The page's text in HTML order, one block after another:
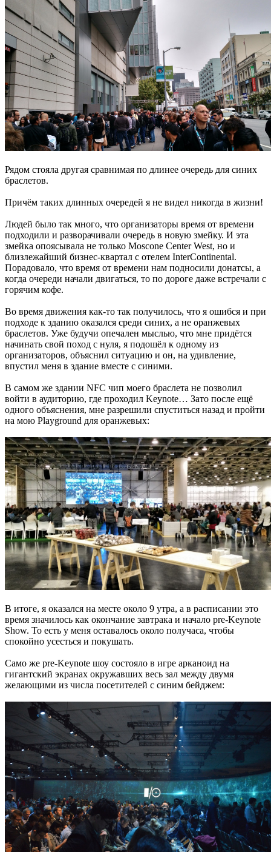
Рядом стояла другая сравнимая по длинее очередь для синих
браслетов.
Причём таких длинных очередей я не видел никогда в жизни!
Людей было так много, что организаторы время от времени
подходили и разворачивали очередь в новую змейку. И эта
змейка опоясывала не только Moscone Center West, но и
близлежайший бизнес-квартал с отелем InterСontinental.
Порадовало, что время от времени нам подносили донатсы, а
когда очереди начали двигаться, то по дороге даже встречали с
горячим кофе.
Во время движения как-то так получилось, что я ошибся и при
подходе к зданию оказался среди синих, а не оранжевых
браслетов. Уже будучи опечален мыслью, что мне придётся
начинать свой поход с нуля, я подошёл к одному из
организаторов, объяснил ситуацию и он, на удивление,
впустил меня в здание вместе с синими.
В самом же здании NFC чип моего браслета не позволил
войти в аудиторию, где проходил Keynote… Зато после ещё
одного объяснения, мне разрешили спуститься назад и пройти
на мою Playground для оранжевых:
В итоге, я оказался на месте около 9 утра, а в расписании это
время значилось как окончание завтрака и начало pre-Keynote
Show. То есть у меня оставалось около получаса, чтобы
спокойно усесться и покушать.
Само же pre-Keynote шоу состояло в игре арканоид на
гигантский экранах окружавших весь зал между двумя
желающими из числа посетителей с синим бейджем: